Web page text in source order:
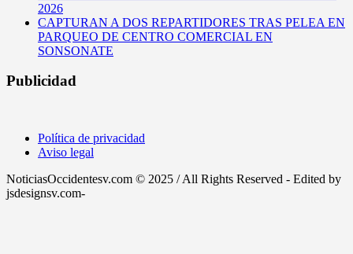
2026
CAPTURAN A DOS REPARTIDORES TRAS PELEA EN
PARQUEO DE CENTRO COMERCIAL EN
SONSONATE
Publicidad
Política de privacidad
Aviso legal
NoticiasOccidentesv.com © 2025 / All Rights Reserved - Edited by
jsdesignsv.com-